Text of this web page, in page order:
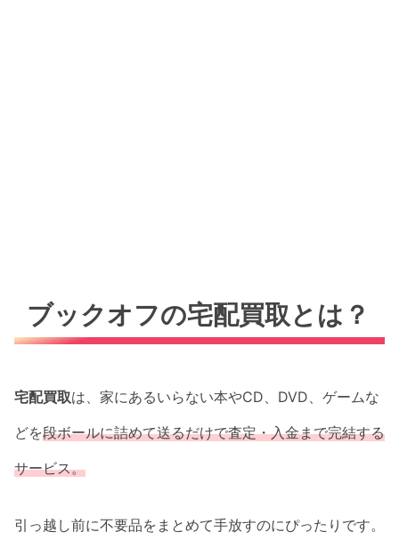
ブックオフの宅配買取とは？
宅配買取は、家にあるいらない本やCD、DVD、ゲームな
どを段ボールに詰めて送るだけで査定・入金まで完結する
サービス。
引っ越し前に不要品をまとめて手放すのにぴったりです。